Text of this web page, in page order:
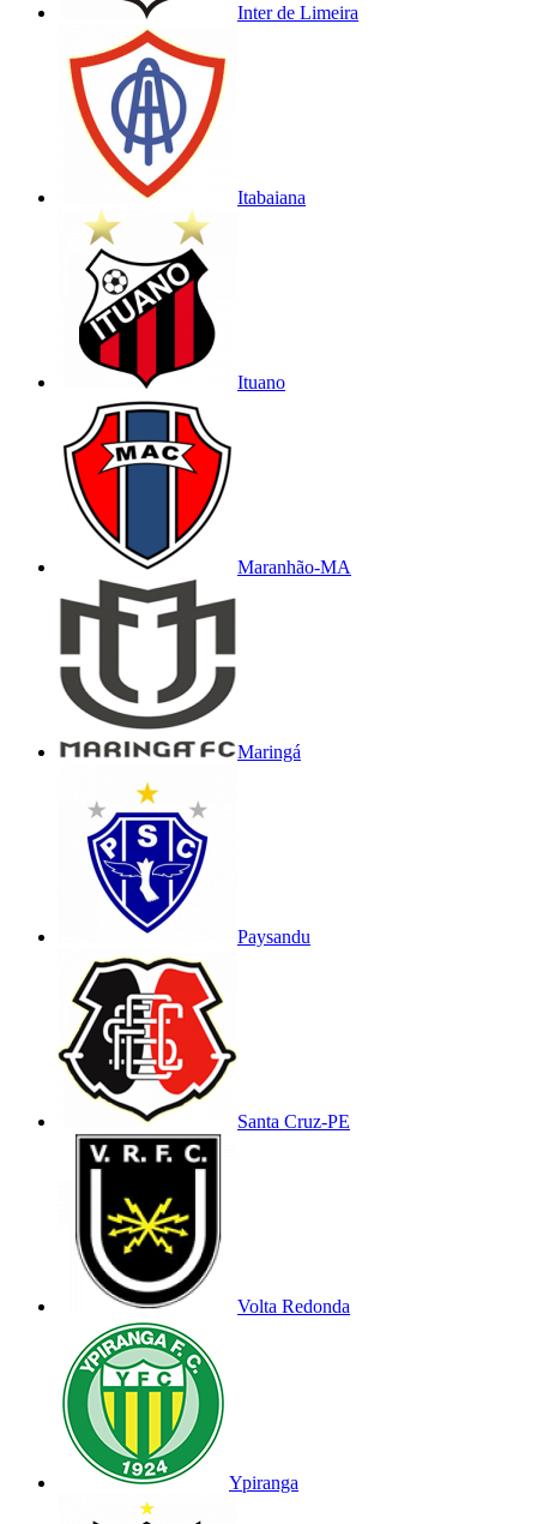
Inter de Limeira
Itabaiana
Ituano
Maranhão-MA
Maringá
Paysandu
Santa Cruz-PE
Volta Redonda
Ypiranga